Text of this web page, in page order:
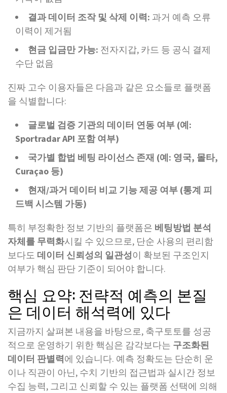
결과 데이터 조작 및 삭제 이력: 과거 예측 오류
이력이 제거됨
현금 입금만 가능: 전자지갑, 카드 등 공식 결제
수단 없음
진짜 고수 이용자들은 다음과 같은 요소들로 플랫폼
을 식별합니다:
글로벌 검증 기관의 데이터 연동 여부 (예:
Sportradar API 포함 여부)
국가별 합법 베팅 라이선스 존재 (예: 영국, 몰타,
Curaçao 등)
현재/과거 데이터 비교 기능 제공 여부 (통계 피
드백 시스템 가동)
특히 부정확한 정보 기반의 플랫폼은 베팅방법 분석
자체를 무력화시킬 수 있으므로, 단순 사용의 편리함
보다도 데이터 신뢰성의 일관성이 확보된 구조인지
여부가 핵심 판단 기준이 되어야 합니다.
핵심 요약: 전략적 예측의 본질
은 데이터 해석력에 있다
지금까지 살펴본 내용을 바탕으로, 축구토토를 성공
적으로 운영하기 위한 핵심은 감각보다는 구조화된
데이터 판별력에 있습니다. 예측 정확도는 단순히 운
이나 직관이 아닌, 수치 기반의 접근법과 실시간 정보
수집 능력, 그리고 신뢰할 수 있는 플랫폼 선택에 의해